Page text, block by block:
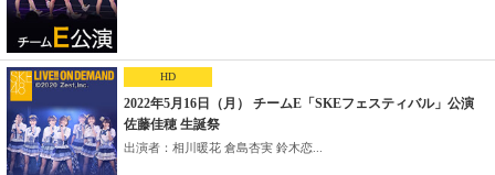
HD
2022年5月16日（月） チームE「SKEフェスティバル」公演
佐藤佳穂 生誕祭
出演者：相川暖花 倉島杏実 鈴木恋...